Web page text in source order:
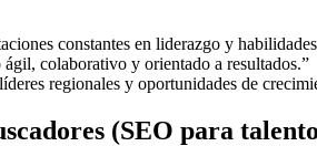
constantes en liderazgo y
ágil, colaborativo y orientado a resultados.”
regionales y oportunidades de
(SEO para